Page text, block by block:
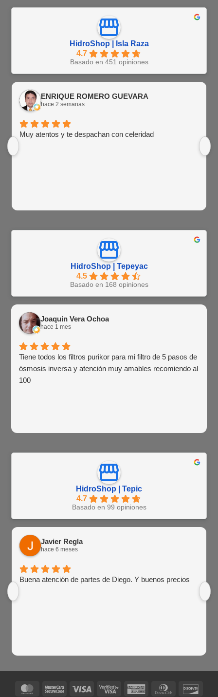
HidroShop | Isla Raza
4.7
Basado en 451 opiniones
ENRIQUE ROMERO GUEVARA
hace 2 semanas
Muy atentos y te despachan con celeridad
HidroShop | Tepeyac
4.5
Basado en 168 opiniones
Joaquin Vera Ochoa
hace 1 mes
Tiene todos los filtros purikor para mi filtro de 5 pasos de
ósmosis inversa y atención muy amables recomiendo al
100
HidroShop | Tepic
4.7
Basado en 99 opiniones
Javier Regla
hace 6 meses
Buena atención de partes de Diego. Y buenos precios
MasterCardMasterCardVisa
Visa
American
Dinners